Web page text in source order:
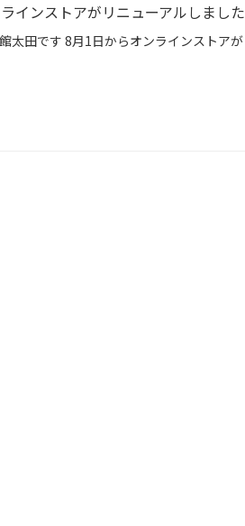
インストアがリニューアルしました